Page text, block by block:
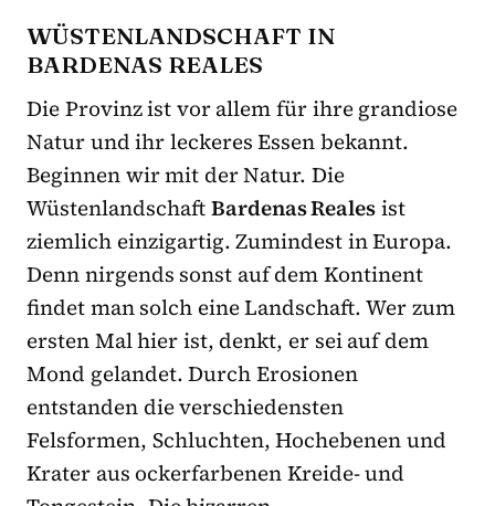
WÜSTENLANDSCHAFT IN
BARDENAS REALES
Die Provinz ist vor allem für ihre grandiose
Natur und ihr leckeres Essen bekannt.
Beginnen wir mit der Natur. Die
WüstenlandschaftBardenas Realesist
ziemlich einzigartig. Zumindest in Europa.
Denn nirgends sonst auf dem Kontinent
findet man solch eine Landschaft. Wer zum
ersten Mal hier ist, denkt, er sei auf dem
Mond gelandet. Durch Erosionen
entstanden die verschiedensten
Felsformen, Schluchten, Hochebenen und
Krater aus ockerfarbenen Kreide- und